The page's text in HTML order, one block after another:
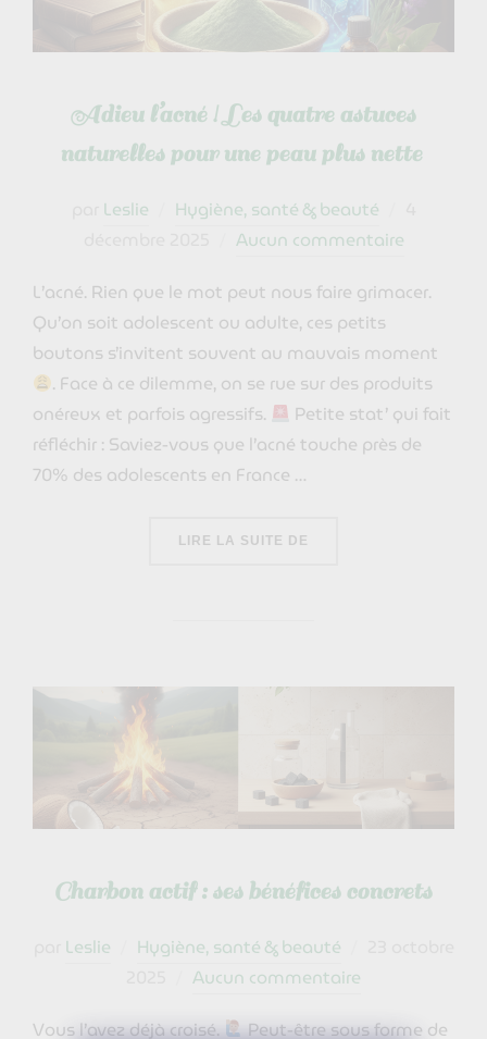
Adieu l’acné ! Les quatre astuces
naturelles pour une peau plus nette
Leslie Hygiène, santé & beauté
Aucun commentaire
L’acné. Rien que le mot peut nous faire grimacer.
Qu’on soit adolescent ou adulte, ces petits
boutons s’invitent souvent au mauvais moment
. Face à ce dilemme, on se rue sur des produits
onéreux et parfois agressifs.
Petite stat’ qui fait
réfléchir : Saviez-vous que l’acné touche près de
70% des adolescents en France …
LIRE LA SUITE DE
Charbon actif : ses bénéfices concrets
Leslie Hygiène, santé & beauté
Aucun commentaire
Vous l’avez déjà croisé.
Peut-être sous forme de